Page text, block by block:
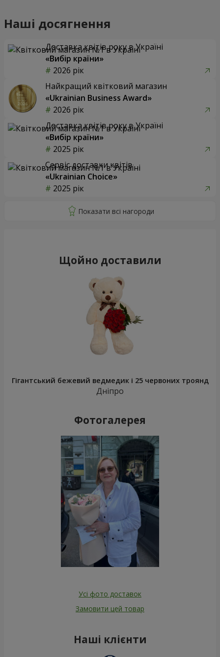
Наші досягнення
Доставка квітів року в Україні
«Вибір країни»
2026 рік
Найкращий квітковий магазин
«Ukrainian Business Award»
2026 рік
Доставка квітів року в Україні
«Вибір країни»
2025 рік
Сервіс доставки квітів
«Ukrainian Choice»
2025 рік
Щойно доставили
Гігантський бежевий ведмедик і 25 червоних троянд
Дніпро
Фотогалерея
Усі фото доставок
Замовити цей товар
Наші клієнти